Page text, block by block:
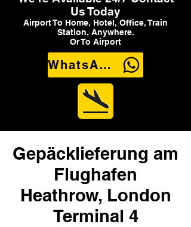
Us Today
Airport To Home, Hotel, Office, Train
Station, Anywhere.
Or To Airport
WhatsApp Us
Gepäcklieferung am
Flughafen
Heathrow, London
Terminal 4